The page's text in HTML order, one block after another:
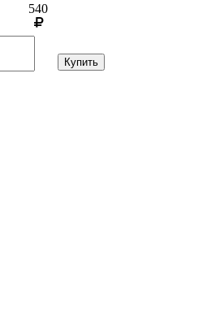
540
Купить